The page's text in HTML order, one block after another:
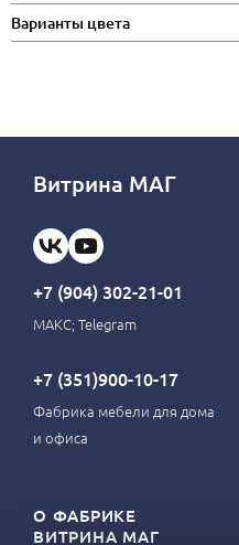
Варианты цвета
Витрина МАГ
+7 (904) 302-21-01
МАКС; Telegram
+7 (351)900-10-17
Фабрика мебели для дома
и офиса
О ФАБРИКЕ
ВИТРИНА МАГ